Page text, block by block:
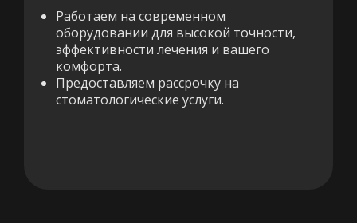
Работаем на современном
оборудовании для высокой точности,
эффективности лечения и вашего
комфорта.
Предоставляем рассрочку на
стоматологические услуги.